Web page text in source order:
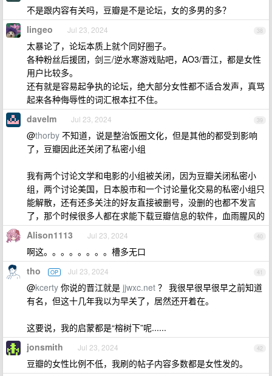
不是跟内容有关吗，豆瓣是不是论坛，女的多男的多？
38
lingeo Jul 23, 2024
太暴论了，论坛本质上就个同好圈子。
各种粉丝后援团，剑三/逆水寒游戏贴吧，AO3/晋江，都是女性
用户比较多。
还有就是容易起争执的论坛，绝大部分女性都不适合发声，真骂
起来各种侮辱性的词汇根本扛不住。
39
davelm Jul 23, 2024
@thorby 不知道，说是整治饭圈文化，但是其他的都受到影响
了，豆瓣因此还关闭了私密小组
我有两个讨论文学和电影的小组被关闭，因为豆瓣关闭私密小
组，两个讨论美国，日本股市和一个讨论量化交易的私密小组只
能解散，还有还多关注的好友直接被删号，没删的也都不发言
了，那个时候很多人都在求能下载豆瓣信息的软件，血雨腥风的
40
Alison1113 Jul 23, 2024
啊这。。。。。。。。槽多无口
41
tho OP Jul 23, 2024
@kcerty 你说的晋江就是 jjwxc.net ？ 我很早很早很早之前知道
有名，但这十几年我以为早关了，居然还开着在。
这要说，我的启蒙都是“榕树下”呢......
42
jonsmith Jul 23, 2024
豆瓣的女性比例不低，我刷的帖子内容多数都是女性发的。